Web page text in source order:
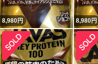
8,980円 8,980円